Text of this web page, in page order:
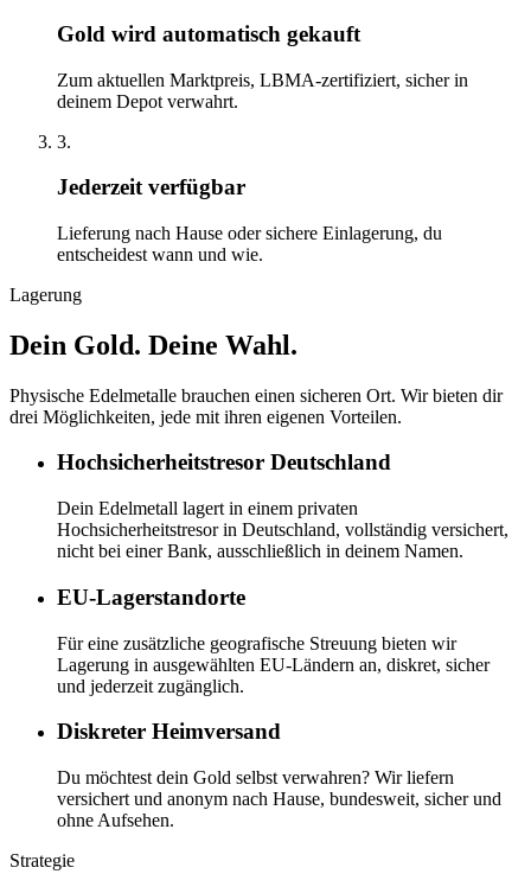
Gold wird automatisch gekauft
Zum aktuellen Marktpreis, LBMA-zertifiziert, sicher in
deinem Depot verwahrt.
3.
Jederzeit verfügbar
Lieferung nach Hause oder sichere Einlagerung, du
entscheidest wann und wie.
Lagerung
Dein Gold. Deine Wahl.
Physische Edelmetalle brauchen einen sicheren Ort. Wir bieten dir
drei Möglichkeiten, jede mit ihren eigenen Vorteilen.
Hochsicherheitstresor Deutschland
Dein Edelmetall lagert in einem privaten
Hochsicherheitstresor in Deutschland, vollständig versichert,
nicht bei einer Bank, ausschließlich in deinem Namen.
EU-Lagerstandorte
Für eine zusätzliche geografische Streuung bieten wir
Lagerung in ausgewählten EU-Ländern an, diskret, sicher
und jederzeit zugänglich.
Diskreter Heimversand
Du möchtest dein Gold selbst verwahren? Wir liefern
versichert und anonym nach Hause, bundesweit, sicher und
ohne Aufsehen.
Strategie